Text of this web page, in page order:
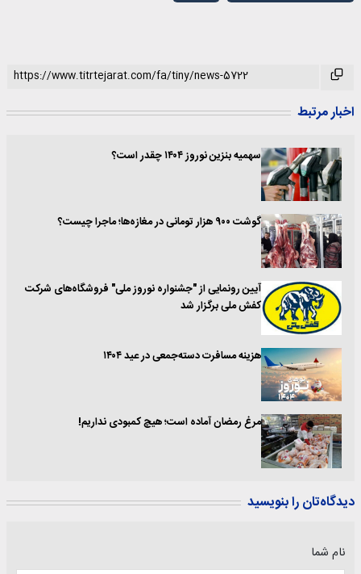
اخبار مرتبط
سهمیه بنزین نوروز ۱۴۰۴ چقدر است؟
گوشت ۹۰۰ هزار تومانی در مغازه‌ها؛ ماجرا چیست؟
آیین رونمایی از "جشنواره نوروز ملی" فروشگاه‌های شرکت
کفش ملی برگزار شد
هزینه مسافرت دسته‌‌‌جمعی در عید ۱۴۰۴
مرغ رمضان آماده است؛ هیچ کمبودی نداریم!
دیدگاه‌تان را بنویسید
نام شما